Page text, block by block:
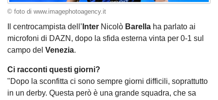
© foto di www.imagephotoagency.it
Il centrocampista dell’ Inter Nicolò Barella ha parlato ai
microfoni di DAZN, dopo la sfida esterna vinta per 0-1 sul
campo del Venezia.
Ci racconti questi giorni?
"Dopo la sconfitta ci sono sempre giorni difficili, soprattutto
in un derby. Questa però è una grande squadra, che sa